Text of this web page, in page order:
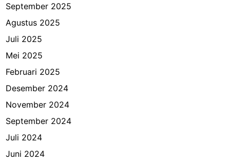
September 2025
Agustus 2025
Juli 2025
Mei 2025
Februari 2025
Desember 2024
November 2024
September 2024
Juli 2024
Juni 2024